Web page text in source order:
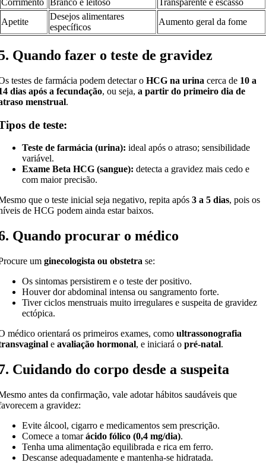
Corrimento Branco e leitoso
Transparente e escasso
Apetite
Desejos alimentares
específicos
Aumento geral da fome
Quando fazer o teste de gravidez
testes de farmácia podem detectar oHCG na urina cerca de 10 a
dias após a fecundação, ou seja,a partir do primeiro dia de
menstrual.
de teste:
Teste de farmácia (urina): ideal após o atraso; sensibilidade
variável.
Exame Beta HCG (sangue): detecta a gravidez mais cedo e
com maior precisão.
que o teste inicial seja negativo, repita após3 a 5 dias, pois os
de HCG podem ainda estar baixos.
Quando procurar o médico
umginecologista ou obstetra se:
Os sintomas persistirem e o teste der positivo.
Houver dor abdominal intensa ou sangramento forte.
Tiver ciclos menstruais muito irregulares e suspeita de gravidez
ectópica.
médico orientará os primeiros exames, comoultrassonografia
eavaliação hormonal, e iniciará opré-natal.
Cuidando do corpo desde a suspeita
antes da confirmação, vale adotar hábitos saudáveis que
a gravidez:
Evite álcool, cigarro e medicamentos sem prescrição.
Comece a tomarácido fólico (0,4 mg/dia).
Tenha uma alimentação equilibrada e rica em ferro.
Descanse adequadamente e mantenha-se hidratada.